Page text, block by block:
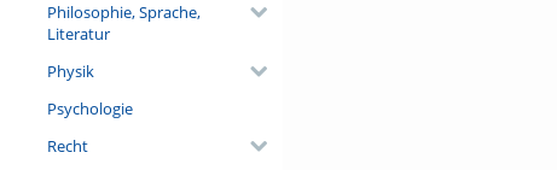
Philosophie, Sprache,
Literatur
Physik
Psychologie
Recht